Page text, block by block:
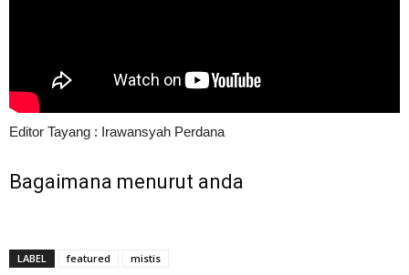
Editor Tayang : Irawansyah Perdana
Bagaimana menurut anda
LABEL featured mistis